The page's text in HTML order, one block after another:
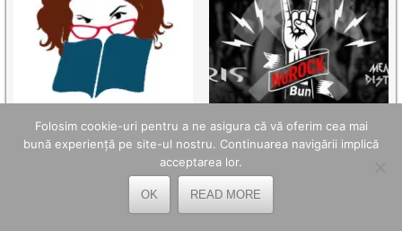
Folosim cookie-uri pentru a ne asigura că vă oferim cea mai
bună experiență pe site-ul nostru. Continuarea navigării implică
acceptarea lor.
OK READ MORE